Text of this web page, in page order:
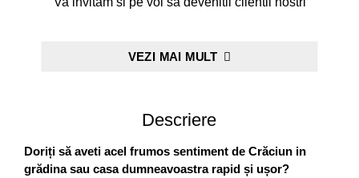
Descriere
Doriți să aveti acel frumos sentiment de Crăciun in
grădina sau casa dumneavoastra rapid și ușor?
VEZI MAI MULT